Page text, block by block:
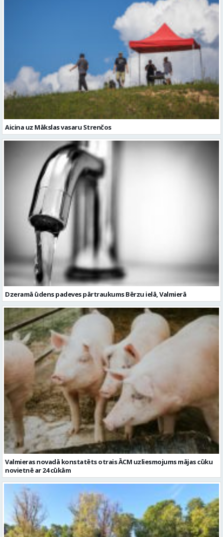
Aicina uz Mākslas vasaru Strenčos
Dzeramā ūdens padeves pārtraukums Bērzu ielā, Valmierā
Valmieras novadā konstatēts otrais ĀCM uzliesmojums mājas cūku
novietnē ar 24 cūkām